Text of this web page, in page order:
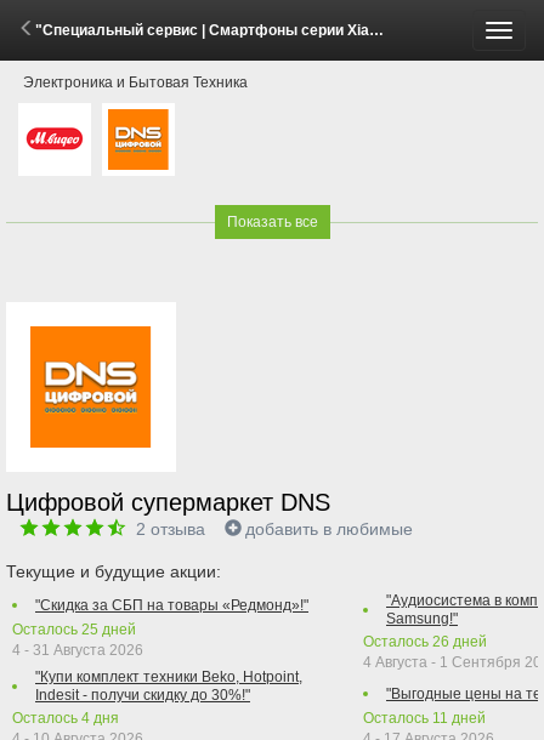
"Специальный сервис | Смартфоны серии Xiaomi 17Т" (29 Мая - 26 Июля 2026)
Электроника и Бытовая Техника
Показать все
Цифровой супермаркет DNS
2 отзыва добавить в любимые
Текущие и будущие акции:
"Скидка за СБП на товары «Редмонд»!"
Осталось 25 дней
4 - 31 Августа 2026
"Купи комплект техники Beko, Hotpoint,
Indesit - получи скидку до 30%!"
Осталось 4 дня
"Аудиосистема в
Samsung!"
Осталось 26 дней
4 Августа - 1 Сентября
"Выгодные цены на
Осталось 11 дней